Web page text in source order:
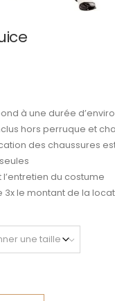
à une durée
hors perruque et
des chaussures
l’entretien du costume
3x le montant de la